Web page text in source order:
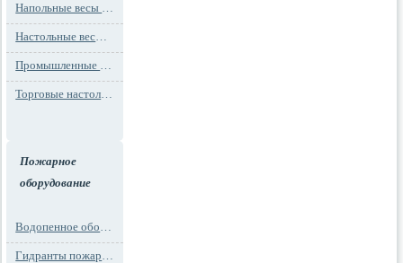
Напольные весы MAX до 1000 кг (до 1 т)
Настольные весы для фасовки MAX до 30 кг
Промышленные весы (до 100 тонн)
Торговые настольные весы MAX до 30 кг
Пожарное
оборудование
Водопенное оборудование
Гидранты пожарные и подставки